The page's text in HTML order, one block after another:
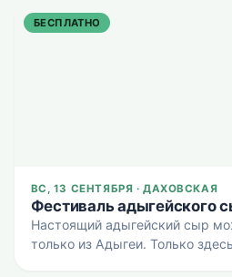
БЕСПЛАТНО
ВС, 13 СЕНТЯБРЯ · ДАХОВСКАЯ
Фестиваль адыгейского
Настоящий адыгейский сыр
только из Адыгеи. Только